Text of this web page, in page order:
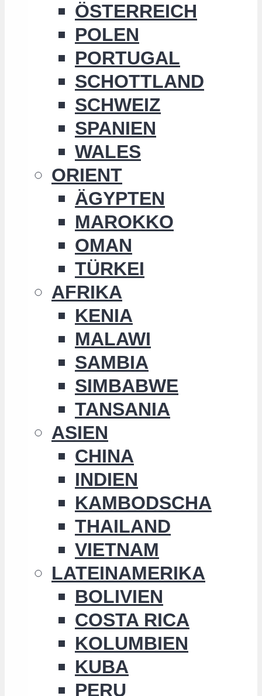
ÖSTERREICH
POLEN
PORTUGAL
SCHOTTLAND
SCHWEIZ
SPANIEN
WALES
ORIENT
ÄGYPTEN
MAROKKO
OMAN
TÜRKEI
AFRIKA
KENIA
MALAWI
SAMBIA
SIMBABWE
TANSANIA
ASIEN
CHINA
INDIEN
KAMBODSCHA
THAILAND
VIETNAM
LATEINAMERIKA
BOLIVIEN
COSTA RICA
KOLUMBIEN
KUBA
PERU